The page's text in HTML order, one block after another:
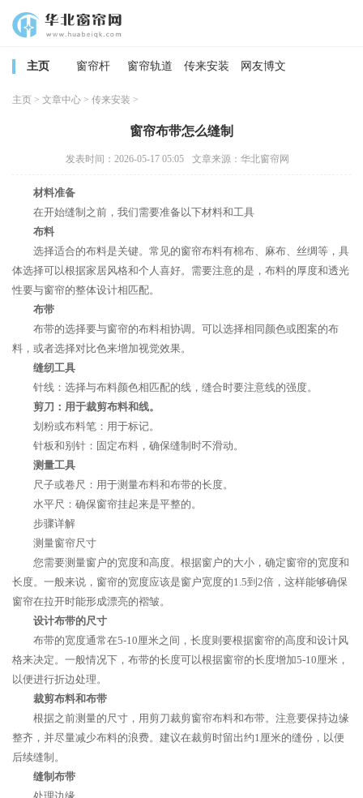
主页 窗帘杆 窗帘轨道 传来安装 网友博文
主页 > 文章中心 > 传来安装 >
窗帘布带怎么缝制
发表时间：2026-05-17 05:05 文章来源：华北窗帘网
材料准备
在开始缝制之前，我们需要准备以下材料和工具
布料
选择适合的布料是关键。常见的窗帘布料有棉布、麻布、丝绸等，具
体选择可以根据家居风格和个人喜好。需要注意的是，布料的厚度和透光
性要与窗帘的整体设计相匹配。
布带
布带的选择要与窗帘的布料相协调。可以选择相同颜色或图案的布
料，或者选择对比色来增加视觉效果。
缝纫工具
针线：选择与布料颜色相匹配的线，缝合时要注意线的强度。
剪刀：用于裁剪布料和线。
划粉或布料笔：用于标记。
针板和别针：固定布料，确保缝制时不滑动。
测量工具
尺子或卷尺：用于测量布料和布带的长度。
水平尺：确保窗帘挂起来是平整的。
步骤详解
测量窗帘尺寸
您需要测量窗户的宽度和高度。根据窗户的大小，确定窗帘的宽度和
长度。一般来说，窗帘的宽度应该是窗户宽度的1.5到2倍，这样能够确保
窗帘在拉开时能形成漂亮的褶皱。
设计布带的尺寸
布带的宽度通常在5-10厘米之间，长度则要根据窗帘的高度和设计风
格来决定。一般情况下，布带的长度可以根据窗帘的长度增加5-10厘米，
以便进行折边处理。
裁剪布料和布带
根据之前测量的尺寸，用剪刀裁剪窗帘布料和布带。注意要保持边缘
整齐，并尽量减少布料的浪费。建议在裁剪时留出约1厘米的缝份，以便
后续缝制。
缝制布带